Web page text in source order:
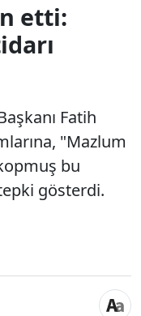
etti:
Fatih
"Mazlum
bu
gösterdi.